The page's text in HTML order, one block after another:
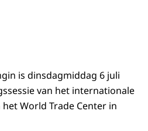
is dinsdagmiddag 6 juli
van het internationale
World Trade Center in